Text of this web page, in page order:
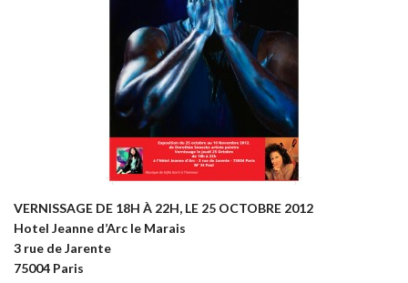
VERNISSAGE DE 18H À 22H, LE 25 OCTOBRE 2012
Hotel Jeanne d’Arc le Marais
3 rue de Jarente
75004 Paris